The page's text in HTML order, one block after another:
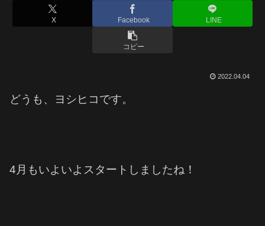
X Facebook LINE
コピー
2022.04.04
どうも、ヨシヒコです。
4月もいよいよスタートしましたね！